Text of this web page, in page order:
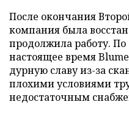
После окончания
компания была
продолжила работу. По
настоящее время
дурную славу из-за
плохими условиями
недостаточным